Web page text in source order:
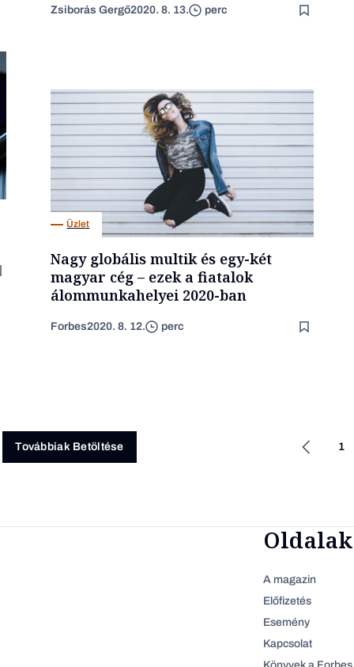
Zsiborás Gergő2020. 8. 13. perc
Üzlet
Nagy globális multik és egy-két
magyar cég – ezek a fiatalok
álommunkahelyei 2020-ban
Forbes2020. 8. 12. perc
Továbbiak Betöltése 1
Oldalak
A magazin
Előfizetés
Esemény
Kapcsolat